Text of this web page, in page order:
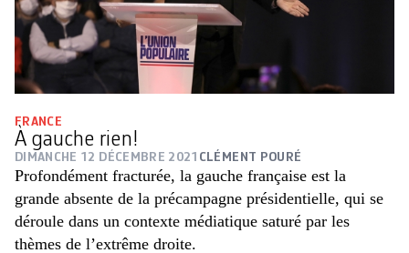
FRANCE
À gauche rien!
DIMANCHE 12 DÉCEMBRE 2021 CLÉMENT POURÉ
Profondément fracturée, la gauche française est la
grande absente de la précampagne présidentielle, qui se
déroule dans un contexte médiatique saturé par les
thèmes de l’extrême droite.